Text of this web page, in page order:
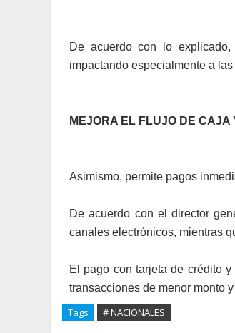
De acuerdo con lo
impactando especialmente a
MEJORA EL FLUJO DE CAJA
Asimismo, permite pagos
De acuerdo con el director
canales electrónicos, mientras
El pago con tarjeta de crédito
transacciones de menor monto
Tags # NACIONALES